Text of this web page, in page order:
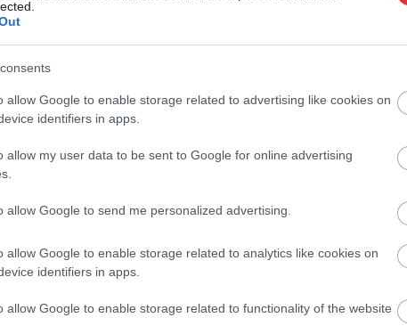
allow Google to enable storage related to advertising like cookies on
identifiers in apps.
allow my user data to be sent to Google for online advertising
allow Google to send me personalized advertising.
allow Google to enable storage related to analytics like cookies on
identifiers in apps.
allow Google to enable storage related to functionality of the website
a felsővezeték leszakadása miatt